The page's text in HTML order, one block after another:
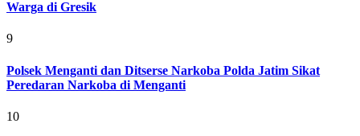
Warga di Gresik
9
Polsek Menganti dan Ditserse Narkoba Polda Jatim Sikat
Peredaran Narkoba di Menganti
10